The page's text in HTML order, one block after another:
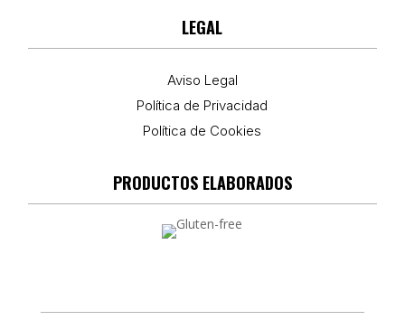
LEGAL
Aviso Legal
Política de Privacidad
Política de Cookies
PRODUCTOS ELABORADOS